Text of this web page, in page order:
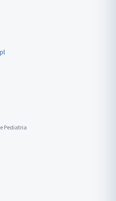
Pediatria